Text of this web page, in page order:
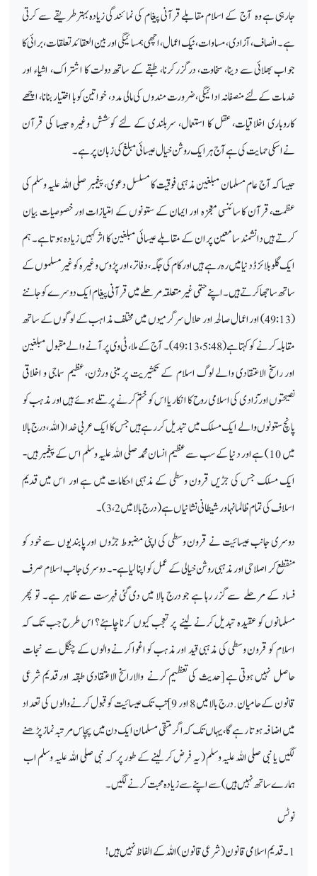
جارہی ہے وہ آج کے اسلام مقابلے قرآنی پیغام کی نمائندگی زیادہ بہترطریقے سے کرتی
ہے۔ انصاف، آزادی، مساوات، نیک اعمال، اچھی ہمسائیگی اور بین العقائد تعلقات، برائی کا
جواب بھلائی سے دینا، سخاوت، درگزر کرنا، طبقے کے ساتھ دولت کا ا شتراک، اشیاء اور
خدمات کے لئے منصفانہ ادائیگی، ضرورت مندوں کی مالی مدد، خواتین کوبا اختیار بنانا، اچھے
کاروباری اخلاقیات، عقل کا استعمال، سربلندی کے لئے کوشش وغیرہ جیسا کی قرآن
نےاسکی حمایت کی ہے آج ہر ایک روشن خیال عیسائی مبلغ کی زبان پر ہے۔
جیسا کہ آج عام مسلمان مبلغین مذہبی فوقیت کا مسلسل دعوی، پیغمبر صلی اللہ علیہ وسلم کی
عظمت، قرآن کا سائنسی معجزہ اور ایمان کے ستونوں کے امتیازات اور خصوصیات بیان
کرتے ہیں دانشمند سامعین پر ان کے مقابلے عیسائی مبلغین کا اثر کہیں زیادہ ہوتا ہے۔ ہم
ایک گلوبلائزڈ دنیا میں رہ رہے ہیں اور کام کی جگہ ، دفاتر، اور پڑوس وغیرہ کو غیر مسلموں کے
ساتھ ساجھا کرتے ہیں۔ اپنے حتمی غیر متعلقہ مرحلےمیں قرآنی پیغام ایک دوسرے کو جاننے
(49:13) اور اعمال صالحہ اور حلال سرگرمیوں میں مختلف مذاہب کے لوگوں کے ساتھ
مقابلہ کرنے کو کہتا ہے (5:48، 49:13)۔ آج کے ملا، ٹی وی پر آنے والےمقبول مبلغین
اور راسخ الاعتقادی والے لوگ اسلام کے تکثیریت پر مبنی ورژن، عظیم سماجی و اخلاقی
نصیحتوں اور ٓزاد ی کی اسلامی روح کا انکار یا اس کو ختم کرنے پر تلے ہوئے ہیں اور مذہب کو
پانچ ستونوں والے ایک مسلک میں تبدیل کر رہے ہیں جس کا ایک عربی خدا (اللہ، درج بالا
میں 10) ہے اور دنیا کے سب سے عظیم انسان محمد صلی اللہ علیہ وسلم اس کے پیغمبر ہیں
‑
ایک مسلک جس کی جڑیں قرون وسطی کے مذہبی احکامات میں ہے اور اس میں قدیم
اسلاف کی تمام ظالمانہاور شیطانی نشانیاں ہے ( درج بالا میں 2، 3)۔
دوسری جانب عیسائیت نے قرون وسطی کی اپنی مضبوط جڑوں اور پابندیوں سے خود کو
منقطع کر اصلاحی اور مذہبی روشن خیالی کے عمل کو اپنا لیا ہے‑۔ دوسری جانب اسلام صرف
فساد کے مرحلے سے گزر رہا ہے جو درج بالا میں دی گئی فہرست سے ظاہر ہے۔ تو پھر
مسلمانوں کو عقیدہ تبدیل کرنے لینے پر تعجب کیوں کرنا چاہئے؟ اس طرح جب تک کہ
اسلام کو قرون وسطی کی مذہبی قید اور مذہب کو اغوا کر نے والوں کے چنگل سے نجات
حاصل نہیں ہوتی ہے [حدیث کی تعظيم کرنے والاراسخ الاعتقادی طبقہ اور قدیم شرعی
قانون کے حامیان . درج بالا میں 8 اور 9] تب تک عیسائیت کو قبول کرنے والوں کی تعداد
میں اضافہ ہوتا رہے گا، یہاں تک کہ اگر متقی مسلمان ایک دن میں پچاس مرتبہ نماز پڑھنے
لگیں یا نبی صلی اللہ علیہ وسلم ( یہ فرض کر لینے کے طور پر کہ نبی صلی اللہ علیہ وسلم اب
ہمارے ساتھ نہیں ہیں) سے اپنے سے زیادہ محبت کرنے لگیں۔
نوٹس
1۔ قدیم اسلامی قانون (شرعی قانون) اللہ کے الفاظ نہیں ہیں!